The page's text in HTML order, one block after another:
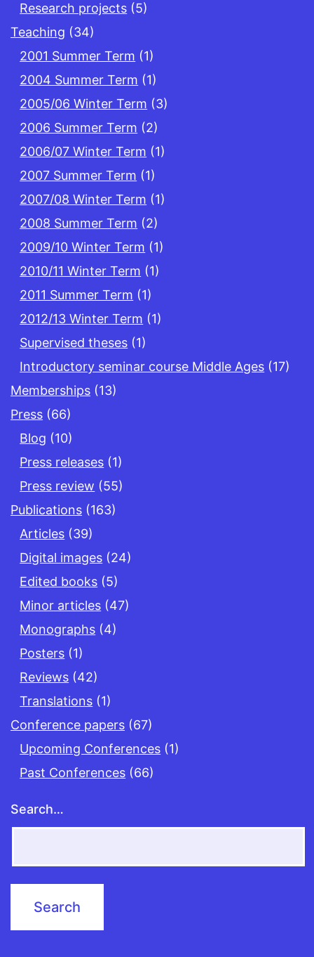
Research projects (5)
Teaching (34)
2001 Summer Term (1)
2004 Summer Term (1)
2005/06 Winter Term (3)
2006 Summer Term (2)
2006/07 Winter Term (1)
2007 Summer Term (1)
2007/08 Winter Term (1)
2008 Summer Term (2)
2009/10 Winter Term (1)
2010/11 Winter Term (1)
2011 Summer Term (1)
2012/13 Winter Term (1)
Supervised theses (1)
Introductory seminar course Middle Ages (17)
Memberships (13)
Press (66)
Blog (10)
Press releases (1)
Press review (55)
Publications (163)
Articles (39)
Digital images (24)
Edited books (5)
Minor articles (47)
Monographs (4)
Posters (1)
Reviews (42)
Translations (1)
Conference papers (67)
Upcoming Conferences (1)
Past Conferences (66)
Search…